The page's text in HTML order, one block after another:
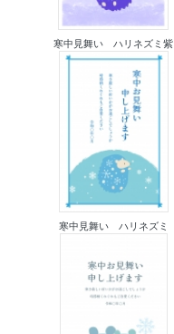
寒中見舞い ハリネズミ紫
寒中見舞い ハリネズミ